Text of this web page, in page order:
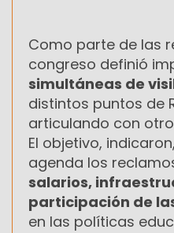
Como parte de las
congreso definió
simultáneas de
distintos puntos de
articulando con
El objetivo,
agenda los
salarios,
participación de
en las políticas